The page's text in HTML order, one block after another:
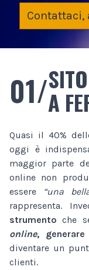
Contattaci,
01/A
Quasi il 40%
oggi è
maggior parte
online non
essere
“una
rappresenta.
strumento che
online,
diventare un
clienti.